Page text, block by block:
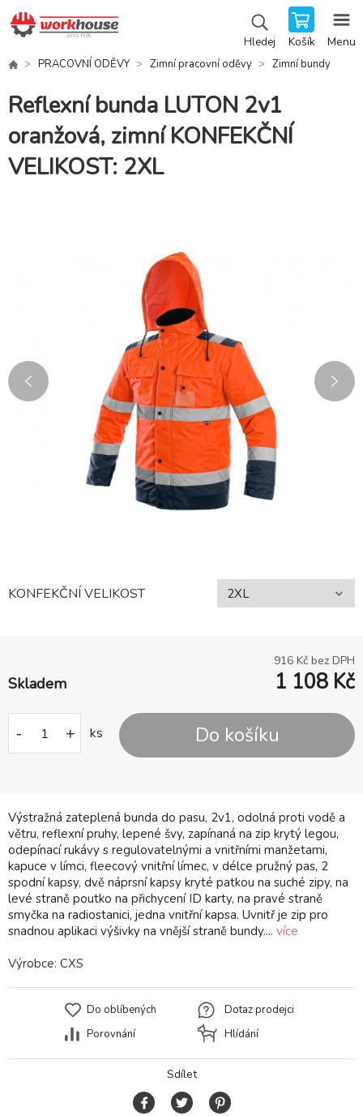
Hledej Košík Menu
PRACOVNÍ ODĚVY Zimní pracovní oděvy Zimní bundy
Reflexní bunda LUTON 2v1
oranžová, zimní KONFEKČNÍ
VELIKOST: 2XL
Výstražná zateplená bunda do pasu, 2v1, odolná proti vodě a
větru, reflexní pruhy, lepené švy, zapínaná na zip krytý legou,
odepínací rukávy s regulovatelnými a vnitřními manžetami,
kapuce v límci, fleecový vnitřní límec, v délce pružný pas, 2
spodní kapsy, dvě náprsní kapsy kryté patkou na suché zipy, na
levé straně poutko na přichycení ID karty, na pravé straně
smyčka na radiostanici, jedna vnitřní kapsa. Uvnitř je zip pro
snadnou aplikaci výšivky na vnější straně bundy.... více
KONFEKČNÍ VELIKOST
916 Kč bez DPH
Skladem 1 108 Kč
- + ks Do košíku
Výrobce: CXS
Do oblíbených
Porovnání
Dotaz prodejci
Hlídání
Sdílet